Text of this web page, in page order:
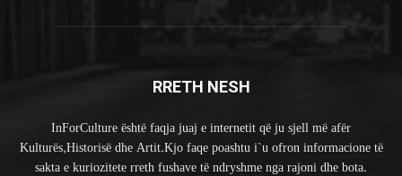
RRETH NESH
InForCulture është faqja juaj e internetit që ju sjell më afër
Kulturës,Historisë dhe Artit.Kjo faqe poashtu i`u ofron informacione të
sakta e kuriozitete rreth fushave të ndryshme nga rajoni dhe bota.